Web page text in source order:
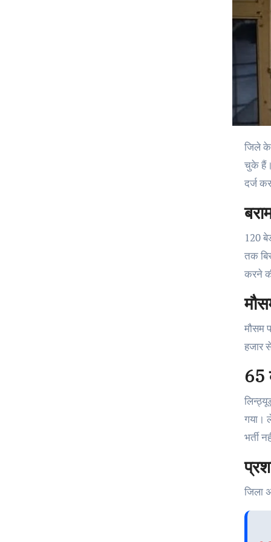
जिले के सबसे बड़े जिला अस्पताल में इलाज के लिए हालात लगातार चुनौतीपूर्ण होते जा रहे हैं। मौजूदा स्थिति यह है कि अस्पताल के सभी बेड फुल हो
चुके हैं।
दर्ज
120
तक
करने
मौसम
हजार
65
गया।
भर्ती
जिला